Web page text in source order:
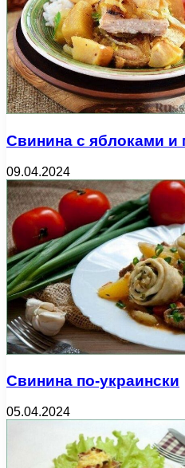
Свинина с яблоками и
09.04.2024
Свинина по-украински
05.04.2024